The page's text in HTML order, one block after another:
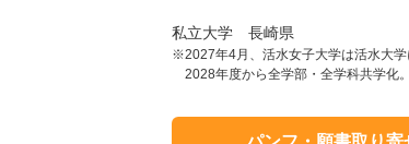
私立大学 長崎県
※2027年4月、活水女子大学は活水大学
2028年度から全学部・全学科共学化。